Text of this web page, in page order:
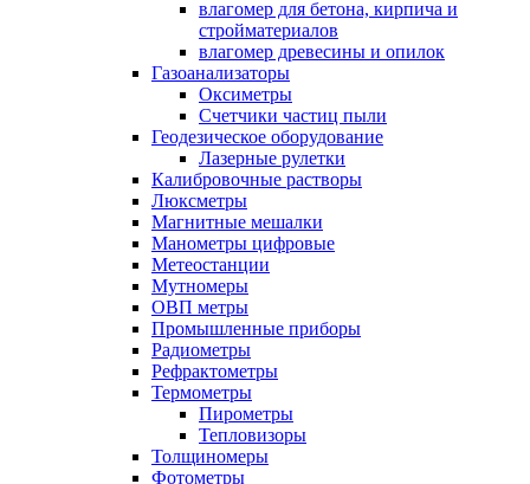
влагомер для бетона, кирпича и
стройматериалов
влагомер древесины и опилок
Газоанализаторы
Оксиметры
Счетчики частиц пыли
Геодезическое оборудование
Лазерные рулетки
Калибровочные растворы
Люксметры
Магнитные мешалки
Манометры цифровые
Метеостанции
Мутномеры
ОВП метры
Промышленные приборы
Радиометры
Рефрактометры
Термометры
Пирометры
Тепловизоры
Толщиномеры
Фотометры